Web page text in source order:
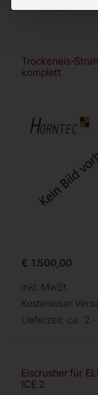
Trockeneis-
komplett
€ 1.500,00
inkl. MwSt.
Kostenloser
Lieferzeit: ca. 2 -
Eiscrusher für
ICE 2